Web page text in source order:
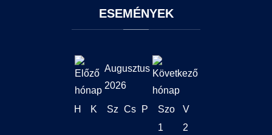
ESEMÉNYEK
Augusztus
2026
H K Sz Cs P Szo
V
1
2